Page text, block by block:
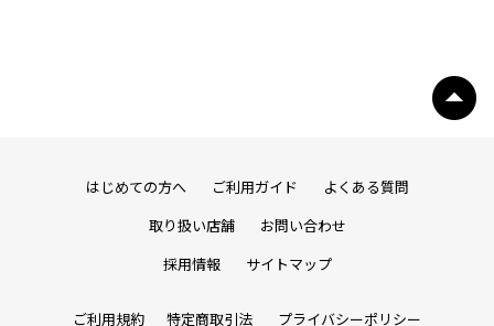
はじめての方へ ご利用ガイド よくある質問
取り扱い店舗 お問い合わせ
採用情報 サイトマップ
ご利用規約 特定商取引法 プライバシーポリシー